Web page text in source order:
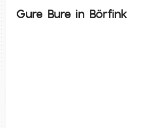
Gure Bure in Börfink